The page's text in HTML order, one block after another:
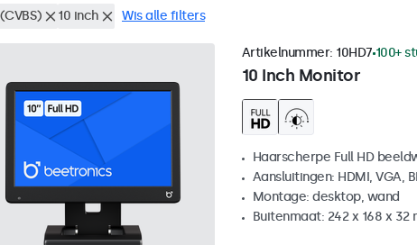
10 inch Wis alle filters
10 Inch Monitor
Artikelnummer: 10HD7 100+
Haarscherpe Full HD
Aansluitingen: HDMI, VGA,
Montage: desktop, wand
Buitenmaat: 242 x 168 x 32